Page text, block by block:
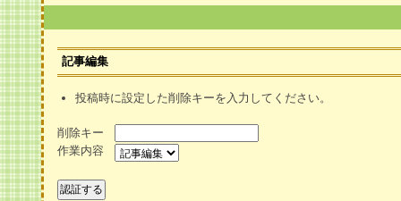
記事編集
投稿時に設定した削除キーを入力してください。
削除キー
作業内容